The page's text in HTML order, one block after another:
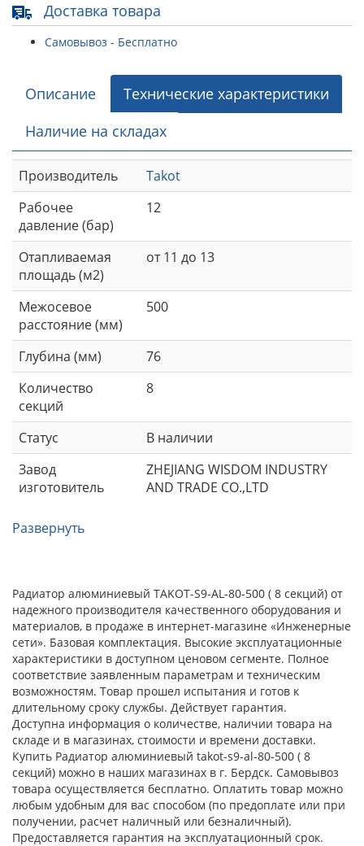
Доставка товара
Самовывоз - Бесплатно
Описание
Технические характеристики
Наличие на складах
Производитель
Takot
Рабочее
давление (бар)
12
Отапливаемая
площадь (м2)
от 11 до 13
Межосевое
расстояние (мм)
500
Глубина (мм)
76
Количество
секций
8
Статус
В наличии
Завод
изготовитель
ZHEJIANG WISDOM INDUSTRY
AND TRADE CO.,LTD
Развернуть
Радиатор алюминиевый TAKOT-S9-AL-80-500 ( 8 секций) от
надежного производителя качественного оборудования и
материалов, в продаже в интернет-магазине «Инженерные
сети». Базовая комплектация. Высокие эксплуатационные
характеристики в доступном ценовом сегменте. Полное
соответствие заявленным параметрам и техническим
возможностям. Товар прошел испытания и готов к
длительному сроку службы. Действует гарантия.
Доступна информация о количестве, наличии товара на
складе и в магазинах, стоимости и времени доставки.
Купить Радиатор алюминиевый takot-s9-al-80-500 ( 8
секций) можно в наших магазинах в г. Бердск. Самовывоз
товара осуществляется бесплатно. Оплатить товар можно
любым удобным для вас способом (по предоплате или при
получении, расчет наличный или безналичный).
Предоставляется гарантия на эксплуатационный срок.